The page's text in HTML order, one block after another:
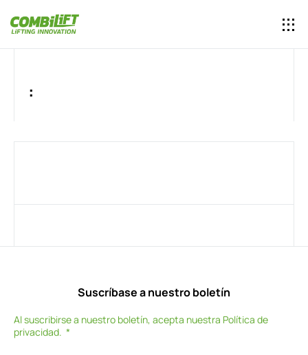
:
Suscríbase a nuestro boletín
Al suscribirse a nuestro boletín, acepta nuestra Política de
privacidad.